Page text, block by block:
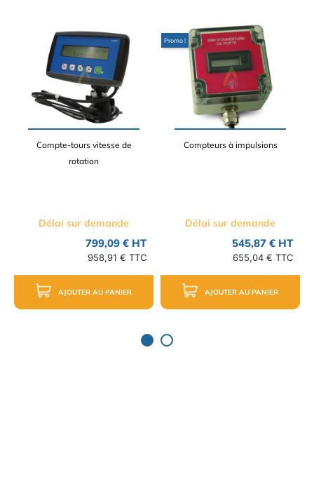
Compte-tours vitesse de
rotation
Délai sur demande
799,09 € HT
958,91 € TTC
AJOUTER AU PANIER
Compteurs à impulsions
Délai sur demande
545,87 € HT
655,04 € TTC
Promo !
AJOUTER AU PANIER